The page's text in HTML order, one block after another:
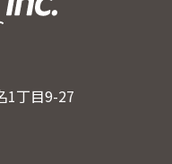
1丁目9-27